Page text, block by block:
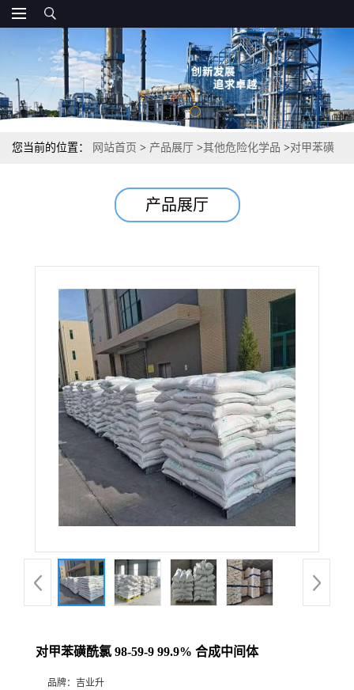
您当前的位置： 网站首页 > 产品展厅 >其他危险化学品 >对甲苯磺
产品展厅
对甲苯磺酰氯 98-59-9 99.9% 合成中间体
品牌： 吉业升